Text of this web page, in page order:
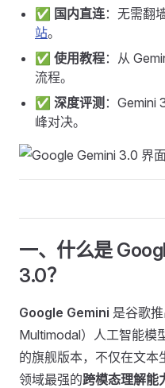
✅ 国内直连：无需翻
站。
✅ 使用教程：从
流程。
✅ 深度评测 ：Gemini
峰对决。
一、什么是
3.0？
Google Gemini 是谷歌
Multimodal）人工智能模
的旗舰版本，不仅在文
领域最强的跨模态理解能